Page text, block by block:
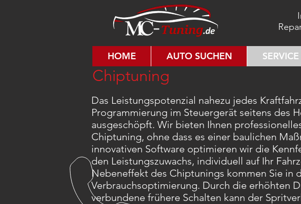
HOME AUTO SUCHEN SERVICE
Chiptuning
Das Leistungspotenzial nahezu jedes
Programmierung im Steuergerät seitens des
ausgeschöpft. Wir bieten Ihnen
Chiptuning, ohne dass es einer baulichen
innovativen Software optimieren wir die
den Leistungszuwachs, individuell auf Ihr
Nebeneffekt des Chiptunings kommen Sie in
Verbrauchsoptimierung. Durch die erhöhten
verbundene frühere Schalten kann der